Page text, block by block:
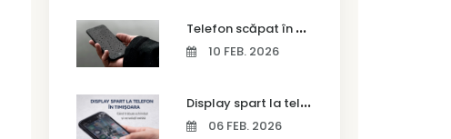
T
elefon scăpat în apă – ce trebuie să faci imediat și ce greșeli să eviți
10 FEB. 2026
D
isplay spart la telefon în Timișoara
06 FEB. 2026